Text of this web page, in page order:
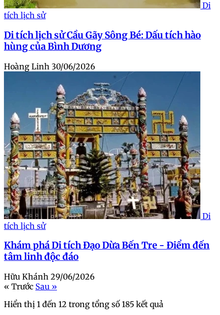
Di
tích lịch sử
Di tích lịch sử Cầu Gãy Sông Bé: Dấu tích hào
hùng của Bình Dương
Hoàng Linh 30/06/2026
Di
tích lịch sử
Khám phá Di tích Đạo Dừa Bến Tre - Điểm đến
tâm linh độc đáo
Hữu Khánh 29/06/2026
« Trước Sau »
Hiển thị 1 đến 12 trong tổng số 185 kết quả